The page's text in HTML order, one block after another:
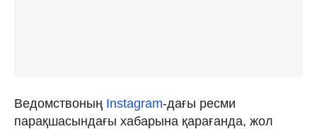
Ведомствоның Instagram-дағы ресми
парақшасындағы хабарына қарағанда, жол